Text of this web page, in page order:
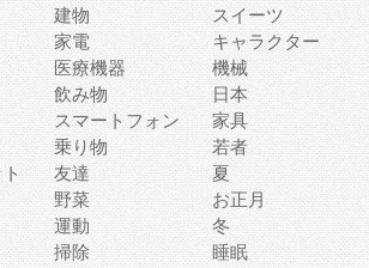
建物 スイーツ
家電 キャラクター
医療機器 機械
飲み物 日本
スマートフォン 家具
乗り物 若者
友達 夏
野菜 お正月
運動 冬
掃除 睡眠